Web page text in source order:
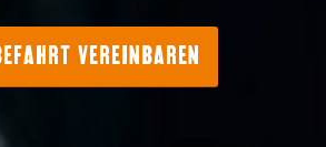
VEREINBAREN